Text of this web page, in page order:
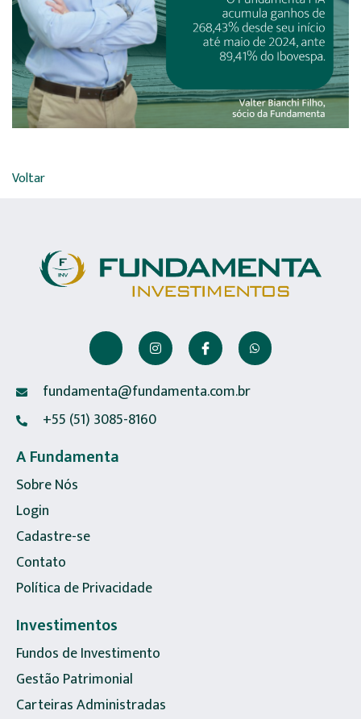
Voltar
fundamenta@fundamenta.com.br
+55 (51) 3085-8160
A Fundamenta
Sobre Nós
Login
Cadastre-se
Contato
Política de Privacidade
Investimentos
Fundos de Investimento
Gestão Patrimonial
Carteiras Administradas